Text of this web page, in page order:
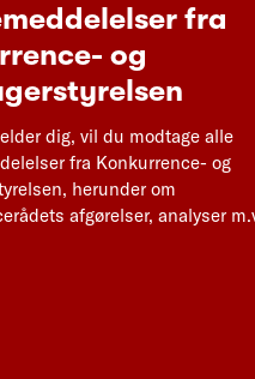
fra
og
dig, vil du modtage alle
fra Konkurrence- og
herunder om
afgørelser, analyser